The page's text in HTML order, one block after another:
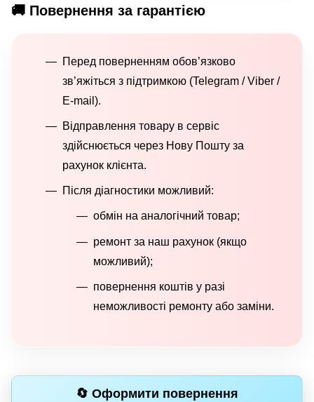
🚚 Повернення за гарантією
Перед поверненням обов’язково
зв’яжіться з підтримкою (Telegram / Viber /
E-mail).
Відправлення товару в сервіс
здійснюється через Нову Пошту за
рахунок клієнта.
Після діагностики можливий:
обмін на аналогічний товар;
ремонт за наш рахунок (якщо
можливий);
повернення коштів у разі
неможливості ремонту або заміни.
🔄 Оформити повернення